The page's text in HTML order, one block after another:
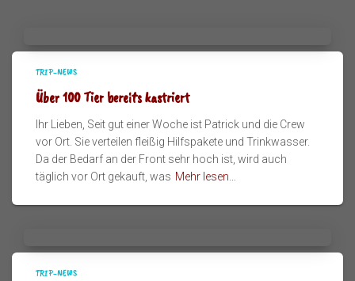
TRIP-NEWS
Über 100 Tier bereits kastriert
Ihr Lieben, Seit gut einer Woche ist Patrick und die Crew
vor Ort. Sie verteilen fleißig Hilfspakete und Trinkwasser.
Da der Bedarf an der Front sehr hoch ist, wird auch
täglich vor Ort gekauft, was Mehr lesen…
TRIP-NEWS